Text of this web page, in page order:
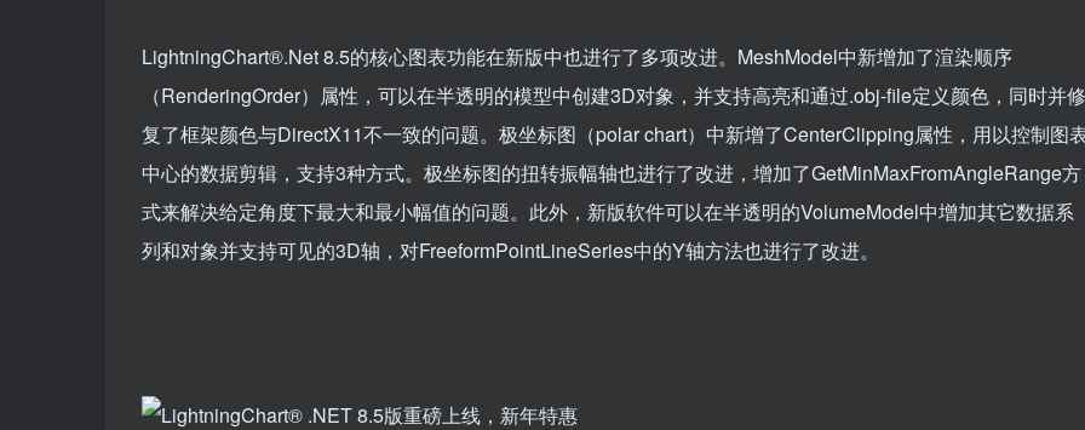
LightningChart®.Net 8.5的核心图表功能在新版中也进行了多项改进。MeshModel中新增加了渲染顺序
（RenderingOrder）属性，可以在半透明的模型中创建3D对象，并支持高亮和通过.obj-file定义颜色，同时并修
复了框架颜色与DirectX11不一致的问题。极坐标图（polar chart）中新增了CenterClipping属性，用以控制图
中心的数据剪辑，支持3种方式。极坐标图的扭转振幅轴也进行了改进，增加了GetMinMaxFromAngleRange方
式来解决给定角度下最大和最小幅值的问题。此外，新版软件可以在半透明的VolumeModel中增加其它数据系
列和对象并支持可见的3D轴，对FreeformPointLineSeries中的Y轴方法也进行了改进。